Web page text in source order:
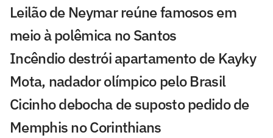
Leilão de Neymar reúne famosos em
meio à polêmica no Santos
Incêndio destrói apartamento de Kayky
Mota, nadador olímpico pelo Brasil
Cicinho debocha de suposto pedido de
Memphis no Corinthians